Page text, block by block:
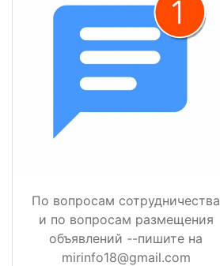
По вопросам сотрудничества
и по вопросам размещения
объявлений --пишите на
mirinfo18@gmail.com